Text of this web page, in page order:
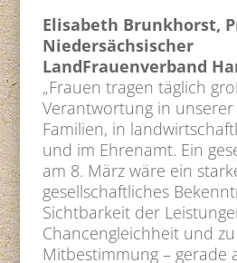
Elisabeth Brunkhorst,
Niedersächsischer
LandFrauenverband
„Frauen tragen täglich
Verantwortung in unserer
Familien, in
und im Ehrenamt. Ein
am 8. März wäre ein
gesellschaftliches
Sichtbarkeit der
Chancengleichheit und
Mitbestimmung – gerade